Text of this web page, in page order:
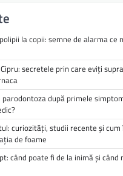
la copii: semne de alarma ce
secretele prin care eviți
după primele
curiozități, studii recente și
de foame
când poate fi de la inimă și când